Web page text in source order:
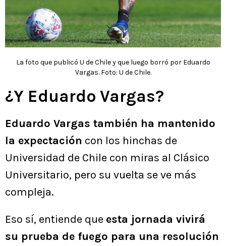
La foto que publicó U de Chile y que luego borró por Eduardo
Vargas. Foto: U de Chile.
¿Y Eduardo Vargas?
Eduardo Vargas también ha mantenido
la expectación con los hinchas de
Universidad de Chile con miras al Clásico
Universitario, pero su vuelta se ve más
compleja.
Eso sí, entiende que esta jornada vivirá
su prueba de fuego para una resolución